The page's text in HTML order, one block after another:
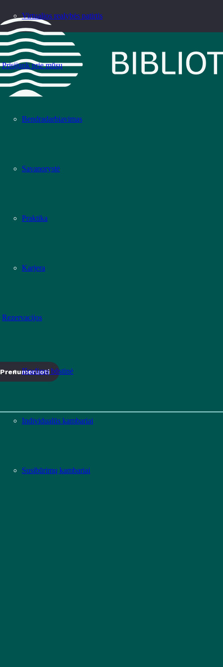
Virtualios realybės patirtis
Prisijunk prie mūsų
Bendradarbiavimas
Savanorystė
Praktika
Karjera
Rezervacijos
Išradimų būstinė
Individualūs kambariai
Susibūrimų kambariai
Prenumeruoti